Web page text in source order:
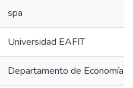
spa
Universidad EAFIT
Departamento de Economía